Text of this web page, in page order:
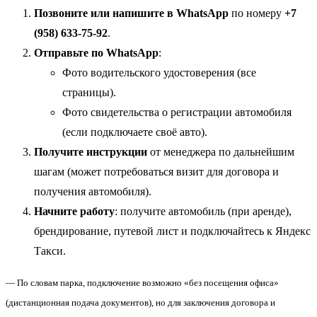
Позвоните или напишите в WhatsApp по номеру +7
(958) 633-75-92.
Отправьте по WhatsApp:
Фото водительского удостоверения (все
страницы).
Фото свидетельства о регистрации автомобиля
(если подключаете своё авто).
Получите инструкции от менеджера по дальнейшим
шагам (может потребоваться визит для договора и
получения автомобиля).
Начните работу: получите автомобиль (при аренде),
брендирование, путевой лист и подключайтесь к Яндекс
Такси.
— По словам парка, подключение возможно «без посещения офиса»
(дистанционная подача документов), но для заключения договора и